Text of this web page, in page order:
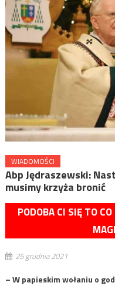
WIADOMOŚCI
Abp Jędraszewski:
musimy krzyża bronić
PODOBA CI SIĘ TO
25 grudnia 2021
– W papieskim wołaniu o